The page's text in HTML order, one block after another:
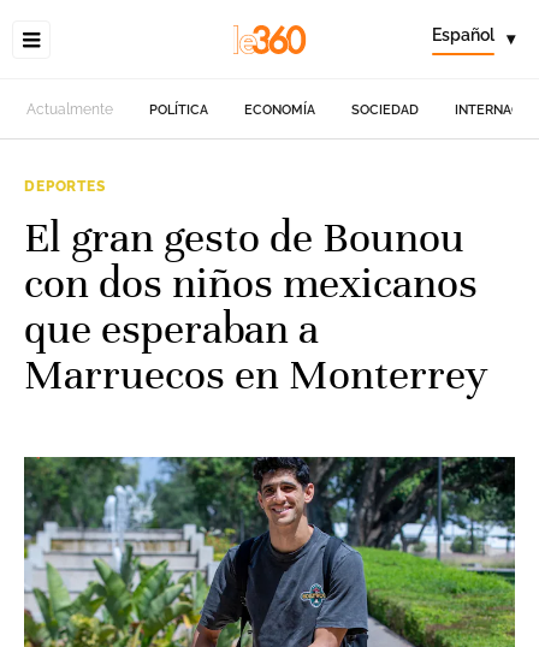
Español ▾
Actualmente POLÍTICA ECONOMÍA SOCIEDAD
DEPORTES
El gran gesto de Bounou
con dos niños mexicanos
que esperaban a
Marruecos en Monterrey